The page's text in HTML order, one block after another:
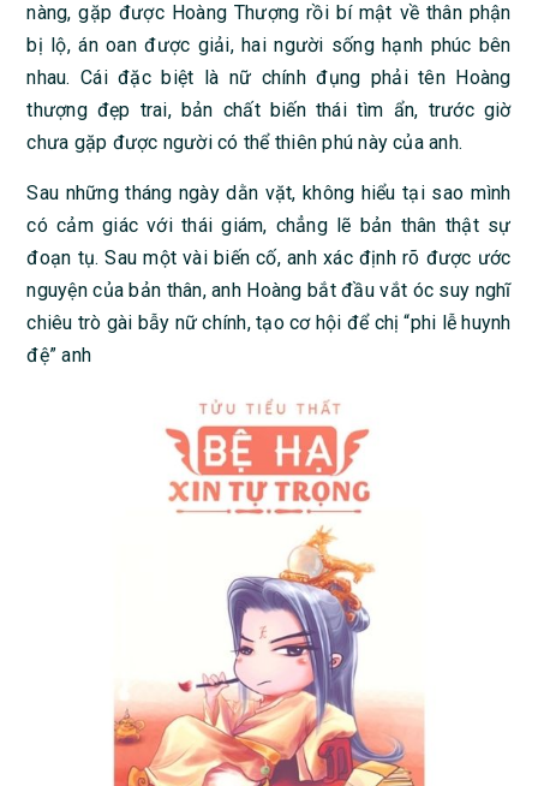
nàng, gặp được Hoàng Thượng rồi bí mật về thân phận
bị lộ, án oan được giải, hai người sống hạnh phúc bên
nhau. Cái đặc biệt là nữ chính đụng phải tên Hoàng
thượng đẹp trai, bản chất biến thái tìm ẩn, trước giờ
chưa gặp được người có thể thiên phú này của anh.
Sau những tháng ngày dằn vặt, không hiểu tại sao mình
có cảm giác với thái giám, chẳng lẽ bản thân thật sự
đoạn tụ. Sau một vài biến cố, anh xác định rõ được ước
nguyện của bản thân, anh Hoàng bắt đầu vắt óc suy nghĩ
chiêu trò gài bẫy nữ chính, tạo cơ hội để chị “phi lễ huynh
đệ” anh